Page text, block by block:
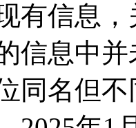
有信息
信息中
同名但